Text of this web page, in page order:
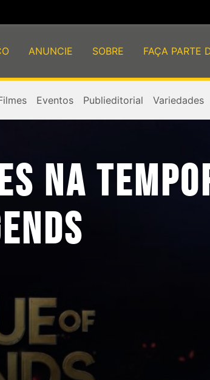
ANUNCIE SOBRE FAÇA PARTE
Eventos Publieditorial Variedades
NA